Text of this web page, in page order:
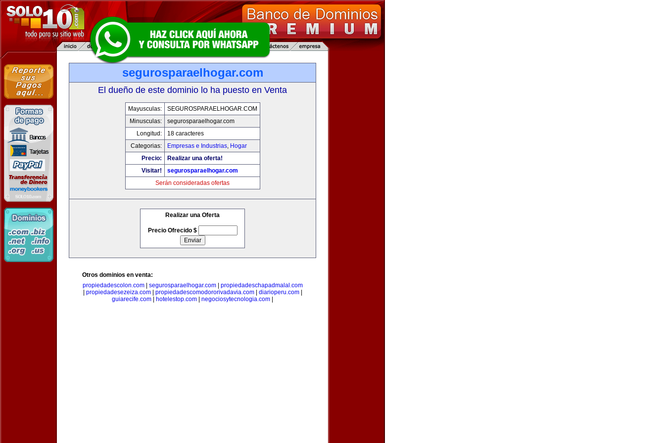
segurosparaelhogar.com
El dueño de este dominio lo ha puesto en Venta
Mayusculas:
SEGUROSPARAELHOGAR.COM
Minusculas:
segurosparaelhogar.com
Longitud:
18 caracteres
Categorias:
Empresas e Industrias, Hogar
Precio:
Realizar una oferta!
Visitar!
segurosparaelhogar.com
Serán consideradas ofertas
Realizar una Oferta
Precio Ofrecido $
Otros dominios en venta:
propiedadescolon.com| segurosparaelhogar.com| propiedadeschapadmalal.com
propiedadesezeiza.com| propiedadescomodororivadavia.com| diarioperu.com|
guiarecife.com
hotelestop.com negociosytecnologia.com